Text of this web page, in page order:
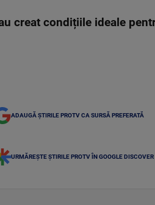
creat condițiile ideale
ADAUGĂ ȘTIRILE PROTV CA SURSĂ PREFERATĂ
URMĂREȘTE ȘTIRILE PROTV ÎN GOOGLE DISCOVER